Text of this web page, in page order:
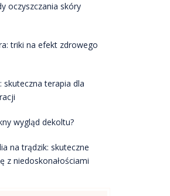
oczyszczania skóry
triki na efekt zdrowego
skuteczna terapia dla
wygląd dekoltu?
na trądzik: skuteczne
z niedoskonałościami